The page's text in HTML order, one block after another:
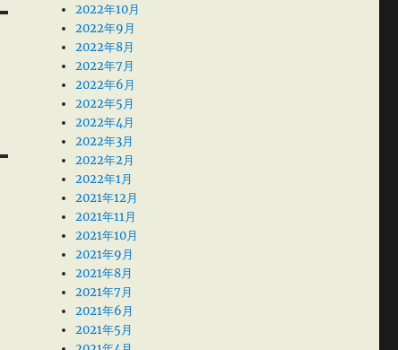
2022年10月
2022年9月
2022年8月
2022年7月
2022年6月
2022年5月
2022年4月
2022年3月
2022年2月
2022年1月
2021年12月
2021年11月
2021年10月
2021年9月
2021年8月
2021年7月
2021年6月
2021年5月